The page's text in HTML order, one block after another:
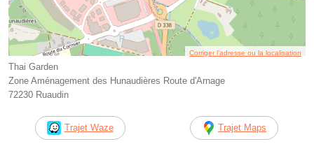
Corriger l’adresse ou la localisation
Thai Garden
Zone Aménagement des Hunaudières Route d'Arnage
72230 Ruaudin
Trajet Waze Trajet Maps